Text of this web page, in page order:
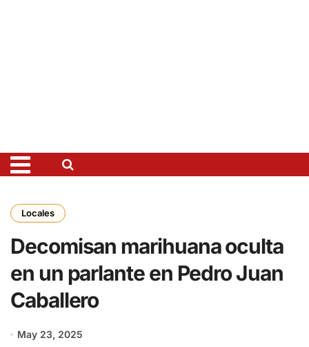
Locales
Decomisan marihuana oculta
en un parlante en Pedro Juan
Caballero
May 23, 2025